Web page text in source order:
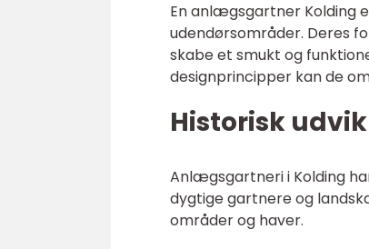
En anlægsgartner Kolding
udendørsområder. Deres
skabe et smukt og
designprincipper kan de
Historisk
Anlægsgartneri i Kolding
dygtige gartnere og
områder og haver.